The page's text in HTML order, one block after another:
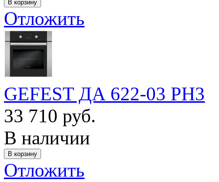
Отложить
GEFEST ДА 622-03 РН3
33 710 руб.
В наличии
Отложить